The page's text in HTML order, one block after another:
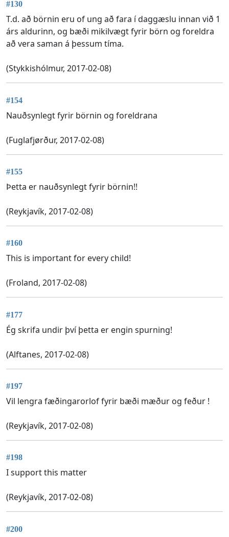
#130
T.d. að börnin eru of ung að fara í daggæslu innan við 1
árs aldurinn, og bæði mikilvægt fyrir börn og foreldra
að vera saman á þessum tíma.
(Stykkishólmur, 2017-02-08)
#154
Nauðsynlegt fyrir börnin og foreldrana
(Fuglafjørður, 2017-02-08)
#155
Þetta er nauðsynlegt fyrir börnin!!
(Reykjavík, 2017-02-08)
#160
This is important for every child!
(Froland, 2017-02-08)
#177
Ég skrifa undir því þetta er engin spurning!
(Alftanes, 2017-02-08)
#197
Vil lengra fæðingarorlof fyrir bæði mæður og feður !
(Reykjavík, 2017-02-08)
#198
I support this matter
(Reykjavík, 2017-02-08)
#200